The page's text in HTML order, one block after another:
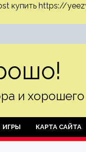
купить https://
и хорошего
ИГРЫ КАРТА САЙТА